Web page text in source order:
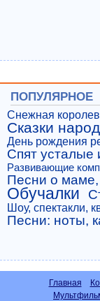
ПОПУЛЯРНОЕ
Снежная
Сказки
День рождения
Спят усталые
Развивающие
Песни о
Обучалки
Шоу, спектакли,
Песни: ноты,
Главная